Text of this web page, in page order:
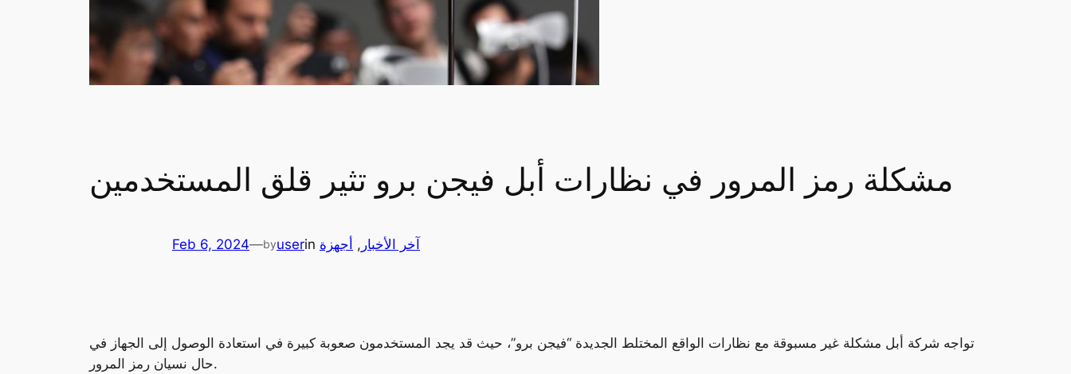
مشكلة رمز المرور في نظارات أبل فيجن برو تثير قلق المستخدمين
Feb 6, 2024—byuserin آخر الأخبار , أجهزة
تواجه شركة أبل مشكلة غير مسبوقة مع نظارات الواقع المختلط الجديدة “فيجن برو”، حيث قد يجد المستخدمون صعوبة كبيرة في استعادة الوصول إلى الجهاز في
حال نسيان رمز المرور.